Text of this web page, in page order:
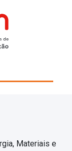
Materiais e